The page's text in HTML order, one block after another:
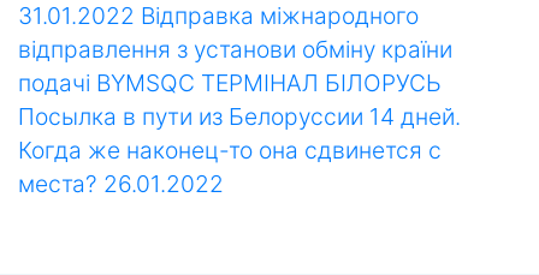
31.01.2022 Відправка міжнародного
відправлення з установи обміну країни
подачі BYMSQC ТЕРМIНАЛ БІЛОРУСЬ
Посылка в пути из Белоруссии 14 дней.
Когда же наконец-то она сдвинется с
места? 26.01.2022